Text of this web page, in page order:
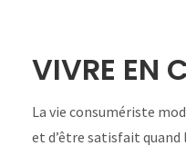
VIVRE EN
La vie consumériste
et d’être satisfait quand